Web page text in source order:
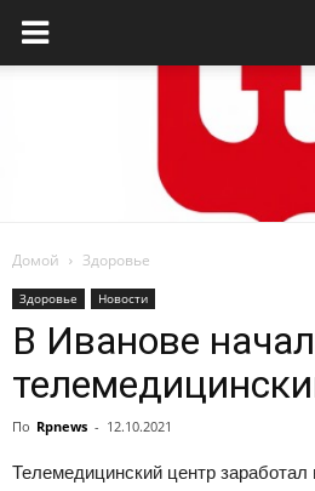
Домой Здоровье
Здоровье Новости
В Иванове
По Rpnews - 12.10.2021
Телемедицинский центр заработал